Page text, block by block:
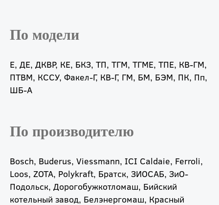
По модели
Е, ДЕ, ДКВР, КЕ, БКЗ, ТП, ТГМ, ТГМЕ, ТПЕ, КВ-ГМ,
ПТВМ, КССУ, Факел-Г, КВ-Г, ГМ, БМ, БЭМ, ПК, Пп,
ШБ-А
По производителю
Bosch, Buderus, Viessmann, ICI Caldaie, Ferroli,
Loos, ZOTA, Polykraft, Братск, ЗИОСАБ, ЗиО-
Подольск, Дорогобужкотломаш, Бийский
котельный завод, Белэнергомаш, Красный